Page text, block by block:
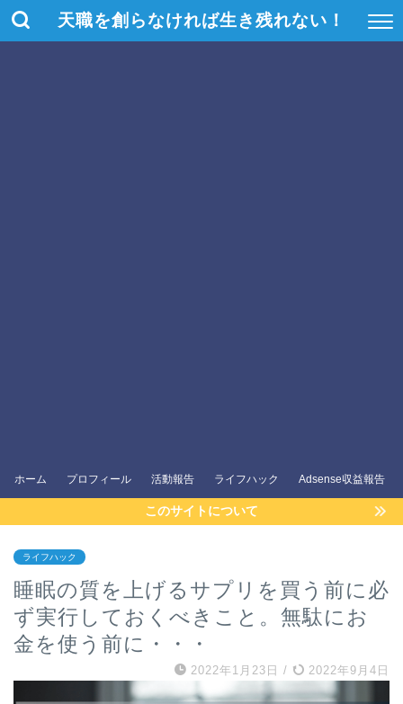
天職を創らなければ生き残れない！
ホーム プロフィール 活動報告 ライフハック Adsense収益報告
このサイトについて
ライフハック
睡眠の質を上げるサプリを買う前に必
ず実行しておくべきこと。無駄にお
金を使う前に・・・
2022年1月23日 / 2022年9月4日